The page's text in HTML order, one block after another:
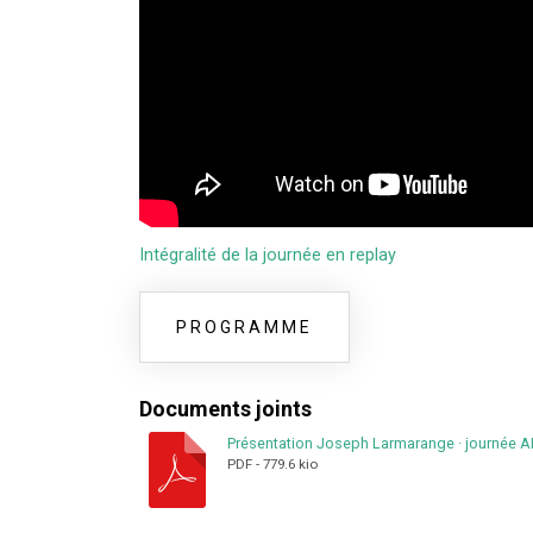
Intégralité de la journée en replay
PROGRAMME
Documents joints
Présentation Joseph Larmarange · journée
PDF - 779.6 kio